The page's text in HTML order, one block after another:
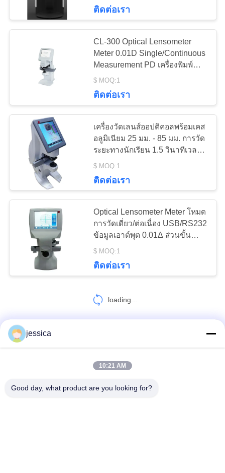
เครื่องวัด PD ดิจิตอล
หน่วยเก้าอี้จักษุ
14
ตารางเครื่องมือวัด
ทัศนมาตรศาสตร์
ติดต่อเรา
CL-300 Optical Lensometer
Meter 0.01D Single/Continuous
Measurement PD เครื่องพิมพ์
ขนาด 0.1 มม สําหรับเลือก
$ MOQ:1
ติดต่อเรา
เครื่องวัดเลนส์ออปติคอลพร้อมเคส
อลูมิเนียม 25 มม. - 85 มม. การวัด
ระยะทางนักเรียน 1.5 วินาทีเวลา
ในการวัด
$ MOQ:1
ติดต่อเรา
Optical Lensometer Meter โหมด
การวัดเดี่ยว/ต่อเนื่อง USB/RS232
ข้อมูลเอาต์พุต 0.01Δ ส่วนขั้นต่ำ
ของปริซึม
$ MOQ:1
ติดต่อเรา
loading...
jessica
10:21 AM
Good day, what product are you looking for?